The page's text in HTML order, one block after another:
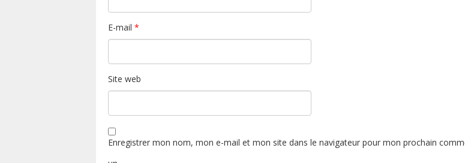
E-mail *
Site web
Enregistrer mon nom, mon e-mail et mon site dans le navigateur pour mon prochain